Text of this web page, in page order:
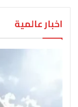
اخبار عالمية